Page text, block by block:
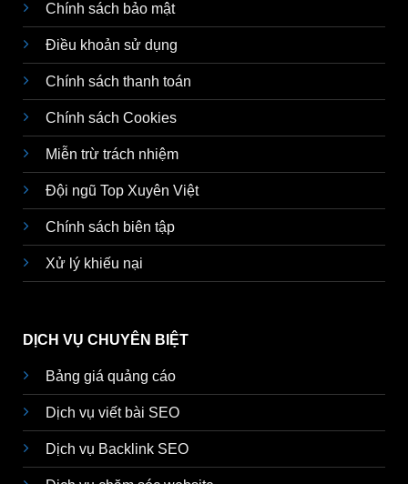
Chính sách bảo mật
Điều khoản sử dụng
Chính sách thanh toán
Chính sách Cookies
Miễn trừ trách nhiệm
Đội ngũ Top Xuyên Việt
Chính sách biên tập
Xử lý khiếu nại
DỊCH VỤ CHUYÊN BIỆT
Bảng giá quảng cáo
Dịch vụ viết bài SEO
Dịch vụ Backlink SEO